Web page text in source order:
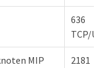
636
TCP/
MIP 2181